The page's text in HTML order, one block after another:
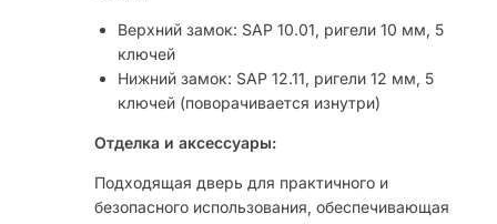
Верхний замок: SAP 10.01, ригели 10 мм, 5
ключей
Нижний замок: SAP 12.11, ригели 12 мм, 5
ключей (поворачивается изнутри)
Отделка и аксессуары:
Подходящая дверь для практичного и
безопасного использования, обеспечивающая